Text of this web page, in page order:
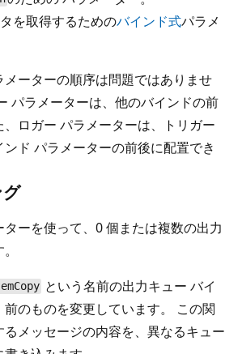
を取得するためのバインド式パラメ
ーターの順序は問題ではありませ
パラメーターは、他のバインドの前
ロガー パラメーターは、トリガー
ド パラメーターの前後に配置でき
ーを使って、0 個または複数の出力
という名前の出力キュー バイ
のものを変更しています。 この関
メッセージの内容を、異なるキュー